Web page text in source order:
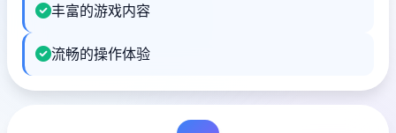
丰富的游戏内容
流畅的操作体验